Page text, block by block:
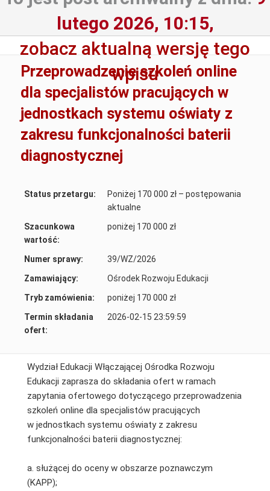
lutego 2026, 10:15,
zobacz aktualną wersję tego
wpisu
Przeprowadzenie szkoleń online
dla specjalistów pracujących w
jednostkach systemu oświaty z
zakresu funkcjonalności baterii
diagnostycznej
Status przetargu:
Poniżej 170 000 zł – postępowania
aktualne
Szacunkowa
wartość:
poniżej 170 000 zł
Numer sprawy:
39/WZ/2026
Zamawiający:
Ośrodek Rozwoju Edukacji
Tryb zamówienia:
poniżej 170 000 zł
Termin składania
ofert:
2026-02-15 23:59:59
Wydział Edukacji Włączającej Ośrodka Rozwoju
Edukacji zaprasza do składania ofert w ramach
zapytania ofertowego dotyczącego przeprowadzenia
szkoleń online dla specjalistów pracujących
w jednostkach systemu oświaty z zakresu
funkcjonalności baterii diagnostycznej:
a. służącej do oceny w obszarze poznawczym
(KAPP);